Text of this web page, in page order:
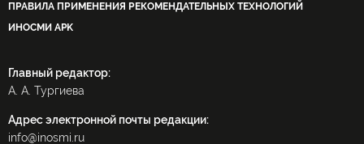
ПРАВИЛА ПРИМЕНЕНИЯ РЕКОМЕНДАТЕЛЬНЫХ ТЕХНОЛОГИЙ
ИНОСМИ APK
Главный редактор:
А. А. Тургиева
Адрес электронной почты редакции:
info@inosmi.ru